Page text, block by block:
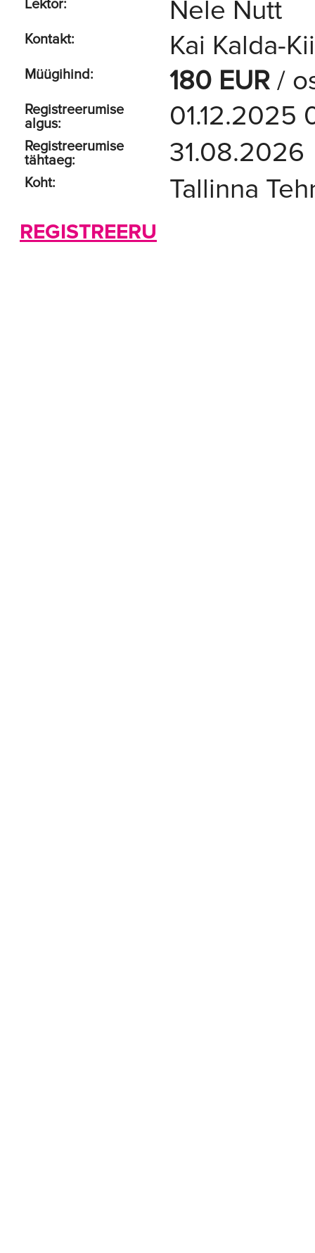
Lektor: Nele Nutt
Kontakt: Kai Kalda-
Müügihind: 180 EUR /
Registreerumise
algus:
01.12.2025
Registreerumise
tähtaeg:
31.08.2026
Koht: Tallinna
REGISTREERU